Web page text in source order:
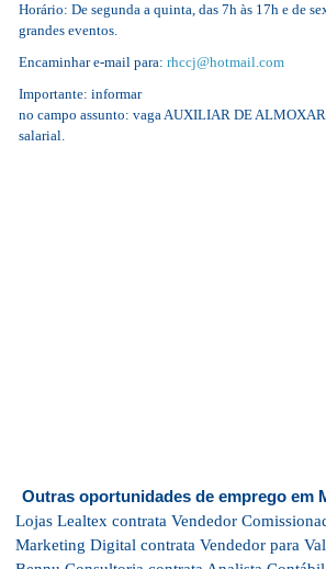
Horário: De segunda a quinta, das 7h às 17h e de
grandes eventos.
Encaminhar e-mail para: rhccj@hotmail.com
Importante: informar
no campo assunto: vaga AUXILIAR DE
salarial.
Outras oportunidades de emprego em
Lojas Lealtex contrata Vendedor
Marketing Digital contrata Vendedor para